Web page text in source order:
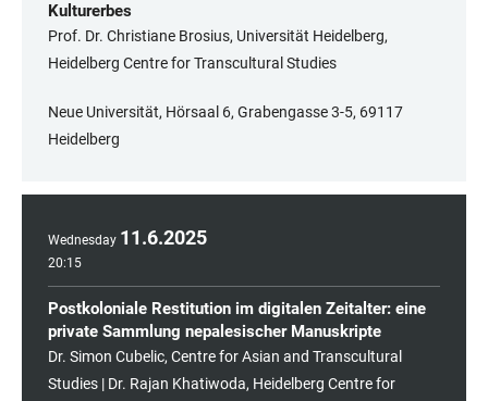
Kulturerbes
Prof. Dr. Christiane Brosius, Universität Heidelberg,
Heidelberg Centre for Transcultural Studies
Neue Universität, Hörsaal 6, Grabengasse 3-5, 69117
Heidelberg
Wednesday 11.6.2025
20:15
Postkoloniale Restitution im digitalen Zeitalter: eine
private Sammlung nepalesischer Manuskripte
Dr. Simon Cubelic, Centre for Asian and Transcultural
Studies | Dr. Rajan Khatiwoda, Heidelberg Centre for